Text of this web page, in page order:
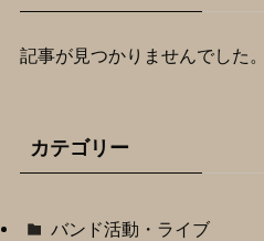
記事が見つかりませんでした。
カテゴリー
バンド活動・ライブ